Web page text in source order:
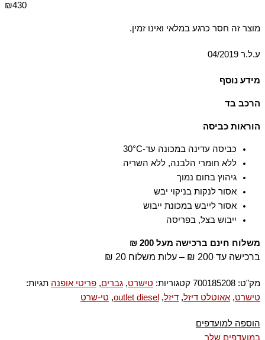
₪430
מוצר זה חסר כרגע במלאי ואינו זמין.
ע.ל.ר 04/2019
מידע נוסף
הרכב בד
הוראות כביסה
כביסה עדינה במכונה עד-30°C
ללא חומרי הלבנה, ללא השריה
גיהוץ בחום נמוך
אסור לנקות בניקוי יבש
אסור לייבש במכונת ייבוש
ייבוש בצל, בפריסה
משלוח חינם ברכישה מעל 200 ₪
ברכישה עד 200 ₪ – עלות משלוח 20 ₪
מק"ט: 700185208 קטגוריות: טישרט, גברים, פריטי אופנה תגיות:
טישרט, אאוטלט דיזל, דיזל,
outlet diesel
, טי-שרט
הוספה למועדפים
במועדפים שלך